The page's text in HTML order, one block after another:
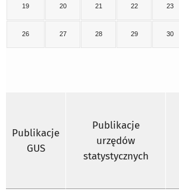
19 20 21 22 23
26 27 28 29 30
Publikacje
GUS
Publikacje
urzędów
statystycznych